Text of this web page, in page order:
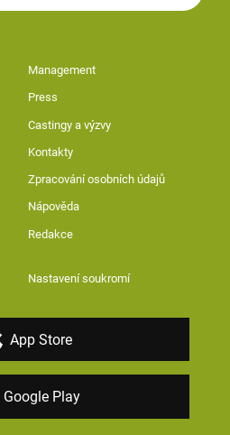
Management
Press
Castingy a výzvy
Kontakty
Zpracování osobních údajů
Nápověda
Redakce
Nastavení soukromí
App Store
Google Play